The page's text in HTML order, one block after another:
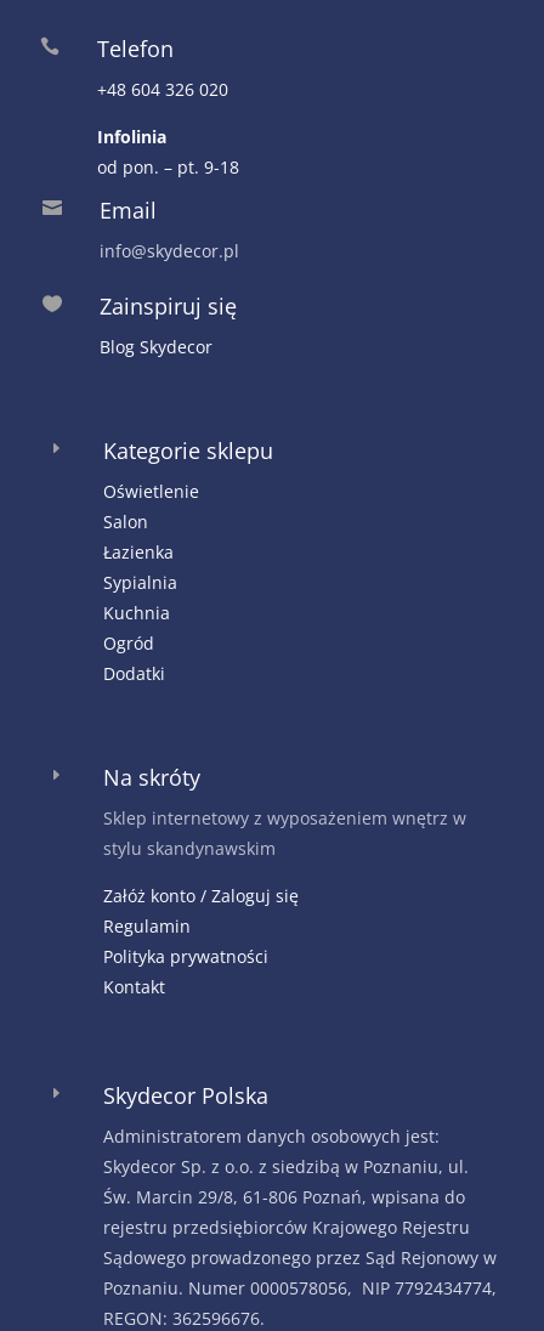
 Telefon
+48 604 326 020
Infolinia
od pon. – pt. 9-18
 Email
info@skydecor.pl
 Zainspiruj się
Blog Skydecor
E Kategorie sklepu
Oświetlenie
Salon
Łazienka
Sypialnia
Kuchnia
Ogród
Dodatki
E Na skróty
Sklep internetowy z wyposażeniem wnętrz w
stylu skandynawskim
Załóż konto / Zaloguj się
Regulamin
Polityka prywatności
Kontakt
E Skydecor Polska
Administratorem danych osobowych jest:
Skydecor Sp. z o.o. z siedzibą w Poznaniu, ul.
Św. Marcin 29/8, 61-806 Poznań, wpisana do
rejestru przedsiębiorców Krajowego Rejestru
Sądowego prowadzonego przez Sąd Rejonowy w
Poznaniu. Numer 0000578056, NIP 7792434774,
REGON: 362596676.